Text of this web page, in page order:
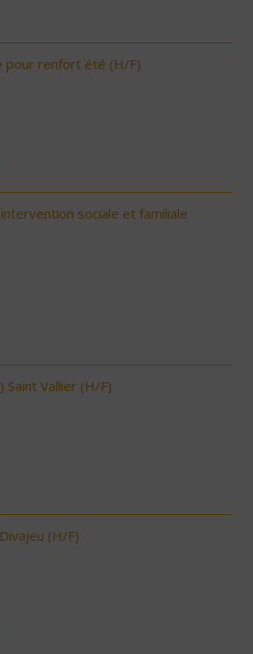
pour renfort été (H/F)
sociale et familiale
Saint Vallier (H/F)
(H/F)